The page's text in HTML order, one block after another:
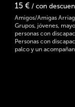
15 € / con
Amigos/Amigas
Grupos, jóvenes,
personas con
Personas con
palco y un